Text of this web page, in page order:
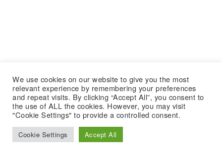
We use cookies on our website to give you the most
relevant experience by remembering your preferences
and repeat visits. By clicking “Accept All”, you consent to
the use of ALL the cookies. However, you may visit
"Cookie Settings" to provide a controlled consent.
Cookie Settings Accept All